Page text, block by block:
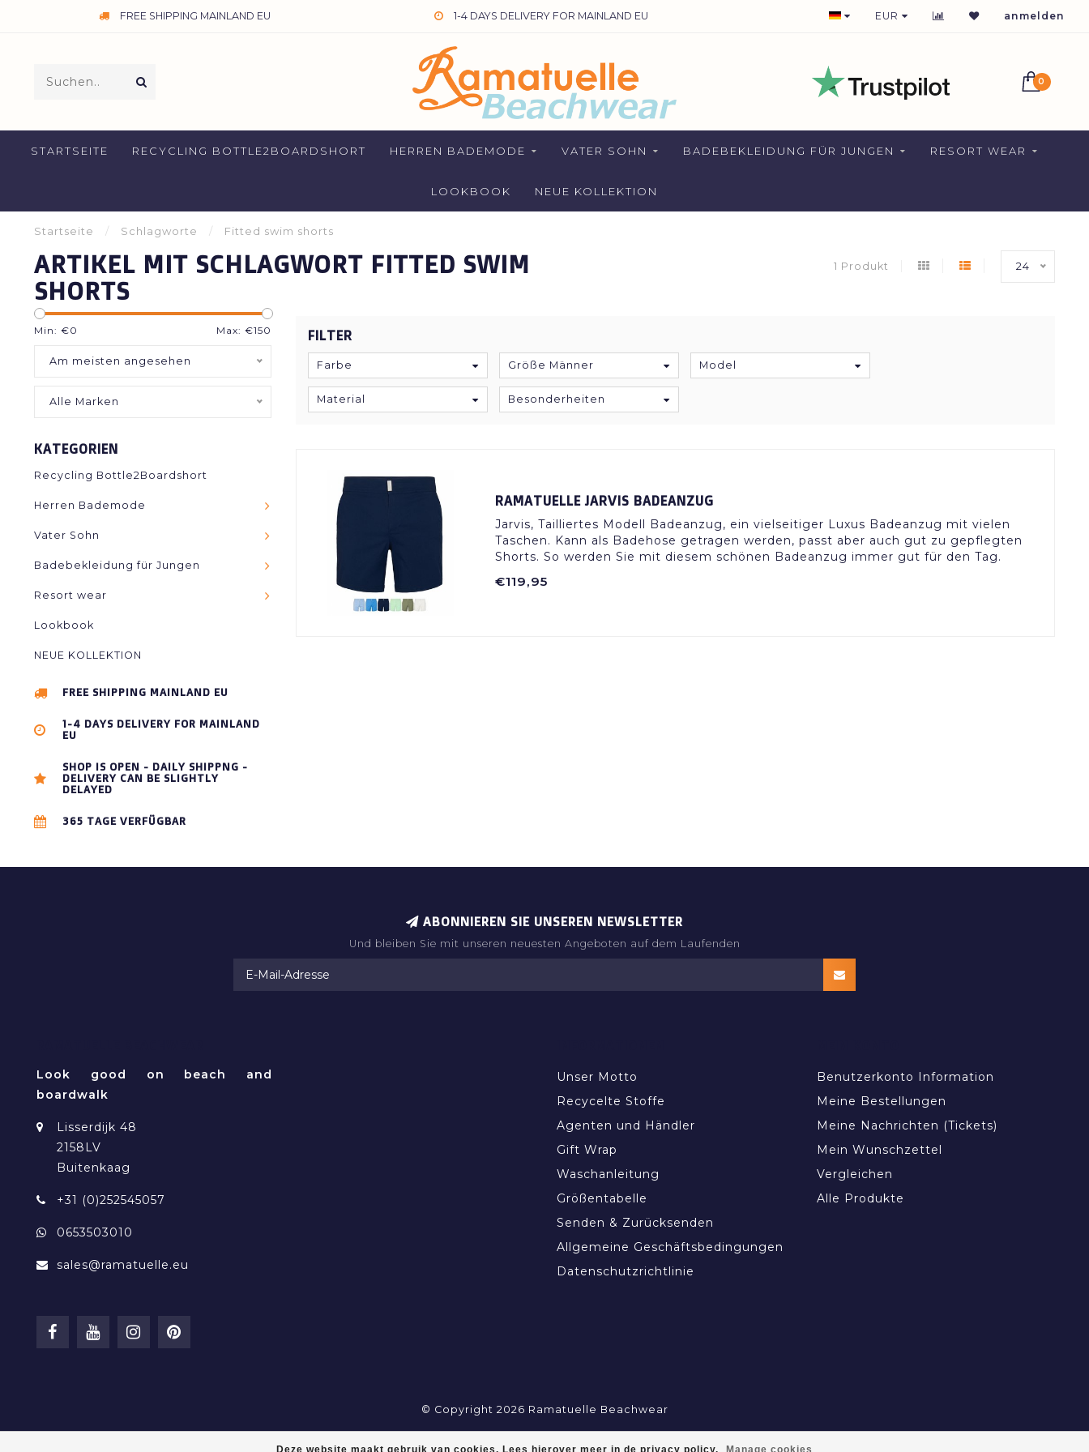
FREE SHIPPING MAINLAND EU 1-4 DAYS DELIVERY FOR MAINLAND EU 1-2 DAYS DELIVERY FOR NETHERLANDS
EUR anmelden
0
STARTSEITE RECYCLING BOTTLE2BOARDSHORT HERREN BADEMODE VATER SOHN BADEBEKLEIDUNG FÜR JUNGEN RESORT WEAR
LOOKBOOK NEUE KOLLEKTION
Startseite / Schlagworte / Fitted swim shorts
ARTIKEL MIT SCHLAGWORT FITTED SWIM
SHORTS
1 Produkt 24
Min: €0 Max: €150
Am meisten angesehen
Alle Marken
KATEGORIEN
Recycling Bottle2Boardshort
Herren Bademode
Vater Sohn
Badebekleidung für Jungen
Resort wear
Lookbook
NEUE KOLLEKTION
FREE SHIPPING MAINLAND EU
1-4 DAYS DELIVERY FOR MAINLAND
EU
SHOP IS OPEN - DAILY SHIPPNG -
DELIVERY CAN BE SLIGHTLY
DELAYED
365 TAGE VERFÜGBAR
FILTER
Farbe Größe Männer Model
Material Besonderheiten
RAMATUELLE JARVIS BADEANZUG
Jarvis, Tailliertes Modell Badeanzug, ein vielseitiger Luxus Badeanzug mit vielen
Taschen. Kann als Badehose getragen werden, passt aber auch gut zu gepflegten
Shorts. So werden Sie mit diesem schönen Badeanzug immer gut für den Tag.
€119,95
Deze website maakt gebruik van cookies. Lees hierover meer in de privacy policy. Manage cookies
ABONNIEREN SIE UNSEREN NEWSLETTER
Und bleiben Sie mit unseren neuesten Angeboten auf dem Laufenden
Look good on beach and
boardwalk
Lisserdijk 48
2158LV
Buitenkaag
+31 (0)252545057
0653503010
sales@ramatuelle.eu
Unser Motto
Recycelte Stoffe
Agenten und Händler
Gift Wrap
Waschanleitung
Größentabelle
Senden & Zurücksenden
Allgemeine Geschäftsbedingungen
Datenschutzrichtlinie
Benutzerkonto Information
Meine Bestellungen
Meine Nachrichten (Tickets)
Mein Wunschzettel
Vergleichen
Alle Produkte
© Copyright 2026 Ramatuelle Beachwear